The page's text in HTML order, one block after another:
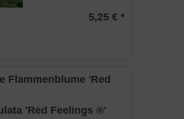
5,25 € *
'Red Feelings ®'